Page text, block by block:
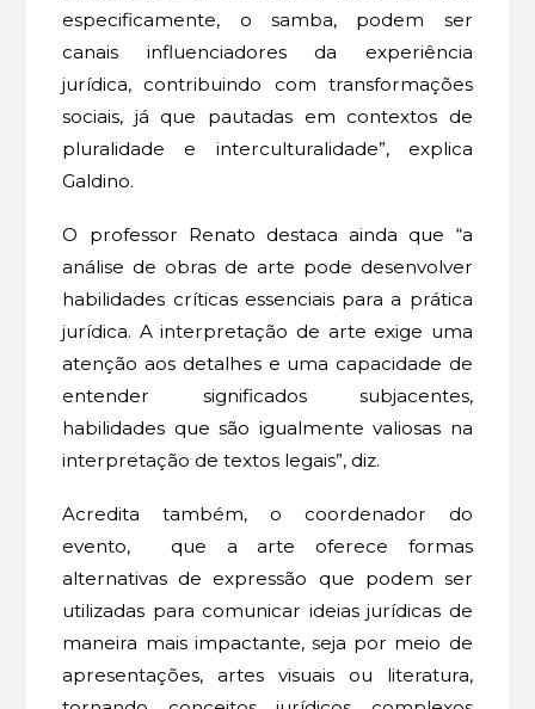
especificamente, o samba, podem ser
canais influenciadores da experiência
jurídica, contribuindo com transformações
sociais, já que pautadas em contextos de
pluralidade e interculturalidade”, explica
Galdino.
O professor Renato destaca ainda que “a
análise de obras de arte pode desenvolver
habilidades críticas essenciais para a prática
jurídica. A interpretação de arte exige uma
atenção aos detalhes e uma capacidade de
entender significados subjacentes,
habilidades que são igualmente valiosas na
interpretação de textos legais”, diz.
Acredita também, o coordenador do
evento, que a arte oferece formas
alternativas de expressão que podem ser
utilizadas para comunicar ideias jurídicas de
maneira mais impactante, seja por meio de
apresentações, artes visuais ou literatura,